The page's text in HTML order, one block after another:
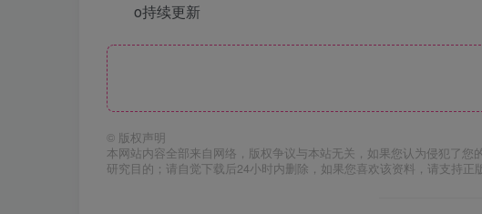
o持续更新
© 版权声明
本网站内容全部来自网络，版权争议与本站无关，如果您认为侵犯了
研究目的；请自觉下载后24小时内删除，如果您喜欢该资料，请支持正